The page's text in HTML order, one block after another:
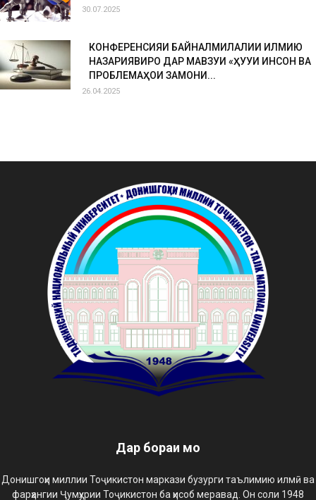
30.07.2025
КОНФЕРЕНСИЯИ БАЙНАЛМИЛАЛИИ ИЛМИЮ
НАЗАРИЯВИРО ДАР МАВЗУИ «ҲУҚУҚИ ИНСОН ВА
ПРОБЛЕМАҲОИ ЗАМОНИ...
26.04.2025
Дар бораи мо
Донишгоҳи миллии Тоҷикистон маркази бузурги таълимию илмӣ ва
фарҳангии Ҷумҳурии Тоҷикистон ба ҳисоб меравад. Он соли 1948